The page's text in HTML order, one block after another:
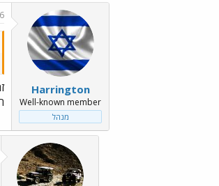
Harrington
Well-known member
מנהל